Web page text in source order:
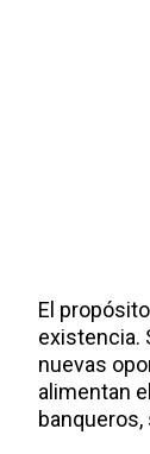
El
existencia.
nuevas
alimentan